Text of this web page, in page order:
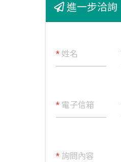
進一步洽詢
*姓名
*電子信箱
*詢問內容